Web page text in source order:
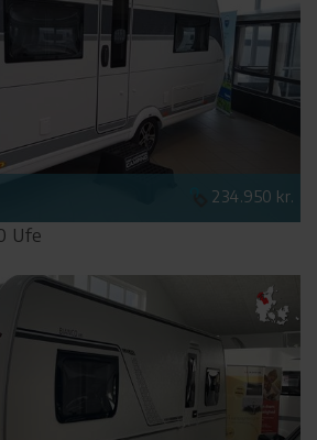
234.950 kr.
Ufe